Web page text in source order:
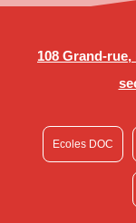
108 Grand-
Ecoles DOC